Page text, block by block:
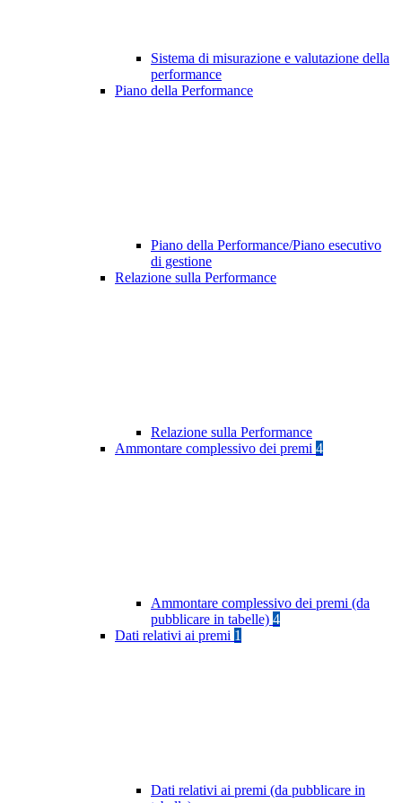
Sistema di misurazione e valutazione della
performance
Piano della Performance
Piano della Performance/Piano esecutivo
di gestione
Relazione sulla Performance
Relazione sulla Performance
Ammontare complessivo dei premi 4
Ammontare complessivo dei premi (da
pubblicare in tabelle) 4
Dati relativi ai premi 1
Dati relativi ai premi (da pubblicare in